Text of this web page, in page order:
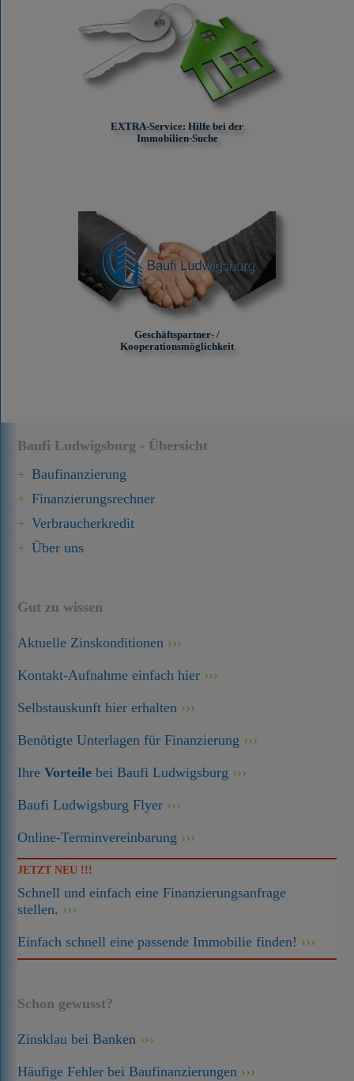
Baufi Ludwigsburg - Übersicht
Baufinanzierung
Finanzierungsrechner
Verbraucherkredit
Über uns
Gut zu wissen
Aktuelle Zinskonditionen
Kontakt-Aufnahme einfach hier
Selbstauskunft hier erhalten
Benötigte Unterlagen für Finanzierung
IhreVorteile bei Baufi Ludwigsburg
Baufi Ludwigsburg Flyer
Online-Terminvereinbarung
JETZT NEU !!!
Schnell und einfach eine Finanzierungsanfrage
stellen.
Einfach schnell eine passende Immobilie finden!
Schon gewusst?
Zinsklau bei Banken
Häufige Fehler bei Baufinanzierungen
EXTRA-Service: Hilfe bei der
Immobilien-Suche
Geschäftspartner- /
Kooperationsmöglichkeit